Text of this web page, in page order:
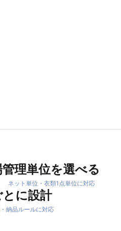
管理単位を選べる
ネット単位・衣類1点単位に対応
に設計
納品ルールに対応